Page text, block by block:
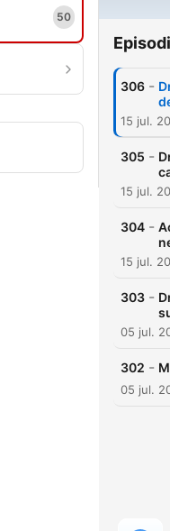
50
306 -
15 jul.
305 -
15 jul.
304 -
15 jul.
303 -
05 jul.
302 -
05 jul.